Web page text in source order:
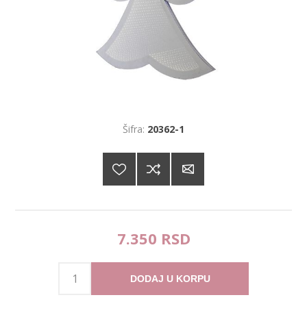
Šifra: 20362-1
7.350 RSD
DODAJ U KORPU